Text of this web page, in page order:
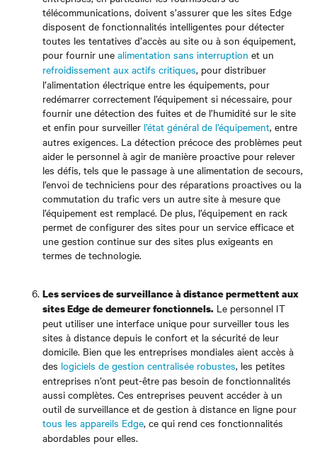
télécommunications, doivent s’assurer que les sites Edge
disposent de fonctionnalités intelligentes pour détecter
toutes les tentatives d’accès au site ou à son équipement,
pour fournir une alimentation sans interruption et un
refroidissement aux actifs critiques, pour distribuer
l’alimentation électrique entre les équipements, pour
redémarrer correctement l’équipement si nécessaire, pour
fournir une détection des fuites et de l’humidité sur le site
et enfin pour surveiller l’état général de l’équipement, entre
autres exigences. La détection précoce des problèmes peut
aider le personnel à agir de manière proactive pour relever
les défis, tels que le passage à une alimentation de secours,
l’envoi de techniciens pour des réparations proactives ou la
commutation du trafic vers un autre site à mesure que
l’équipement est remplacé. De plus, l’équipement en rack
permet de configurer des sites pour un service efficace et
une gestion continue sur des sites plus exigeants en
termes de technologie.
Les services de surveillance à distance permettent aux
sites Edge de demeurer fonctionnels. Le personnel IT
peut utiliser une interface unique pour surveiller tous les
sites à distance depuis le confort et la sécurité de leur
domicile. Bien que les entreprises mondiales aient accès à
des logiciels de gestion centralisée robustes, les petites
entreprises n’ont peut-être pas besoin de fonctionnalités
aussi complètes. Ces entreprises peuvent accéder à un
outil de surveillance et de gestion à distance en ligne pour
tous les appareils Edge, ce qui rend ces fonctionnalités
abordables pour elles.